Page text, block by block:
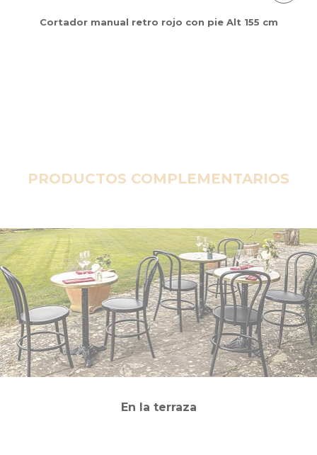
Cortador manual retro rojo con pie Alt 155 cm
PRODUCTOS COMPLEMENTARIOS
En la terraza